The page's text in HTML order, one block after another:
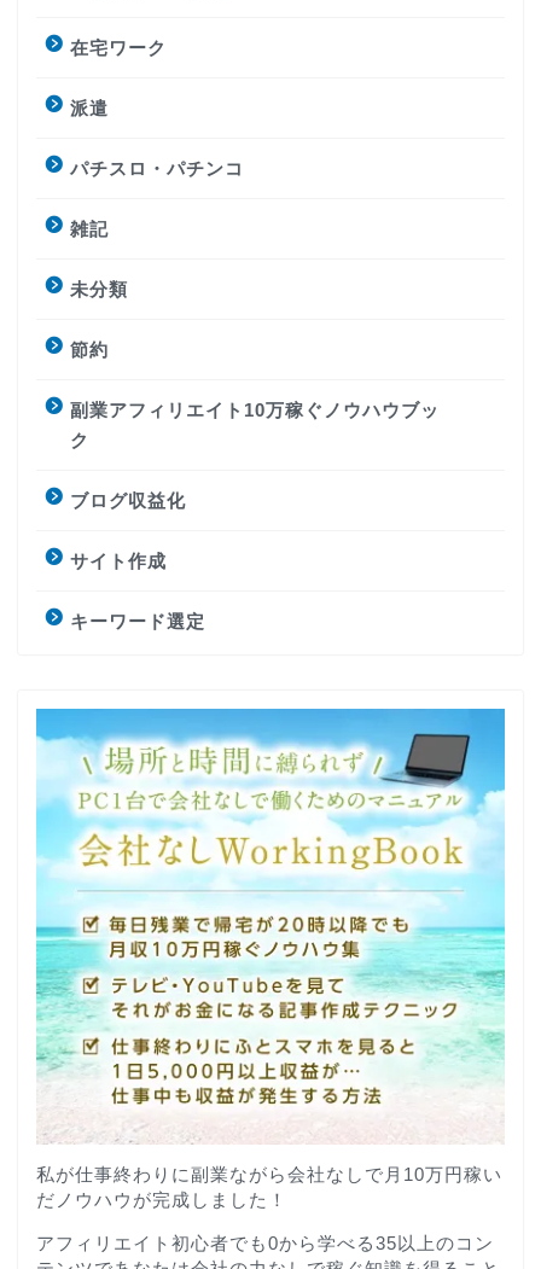
在宅ワーク
派遣
パチスロ・パチンコ
雑記
未分類
節約
副業アフィリエイト10万稼ぐノウハウブッ
ク
ブログ収益化
サイト作成
キーワード選定
私が仕事終わりに副業ながら会社なしで月10万円稼い
だノウハウが完成しました！
アフィリエイト初心者でも0から学べる35以上のコン